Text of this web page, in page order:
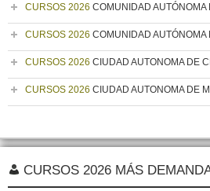
CURSOS 2026 COMUNIDAD AUTÓNOMA
CURSOS 2026 COMUNIDAD AUTÓNOMA
CURSOS 2026 CIUDAD AUTONOMA DE
CURSOS 2026 CIUDAD AUTONOMA DE
CURSOS 2026 MÁS